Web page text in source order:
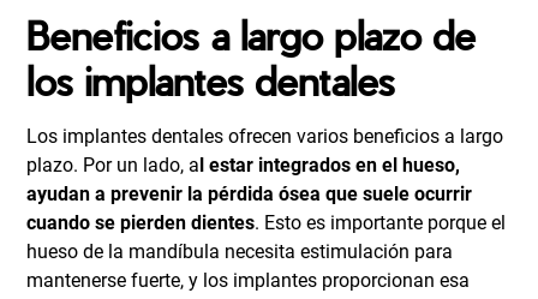
Beneficios a largo plazo de
los implantes dentales
Los implantes dentales ofrecen varios beneficios a largo
plazo. Por un lado, al estar integrados en el hueso,
ayudan a prevenir la pérdida ósea que suele ocurrir
cuando se pierden dientes. Esto es importante porque el
hueso de la mandíbula necesita estimulación para
mantenerse fuerte, y los implantes proporcionan esa